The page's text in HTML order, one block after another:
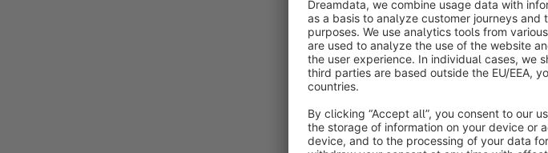
Kontakt zum Hersteller
Reihe 0 - Marco Hagemann
Bergstraße 1a
34359 Reinhardshagen